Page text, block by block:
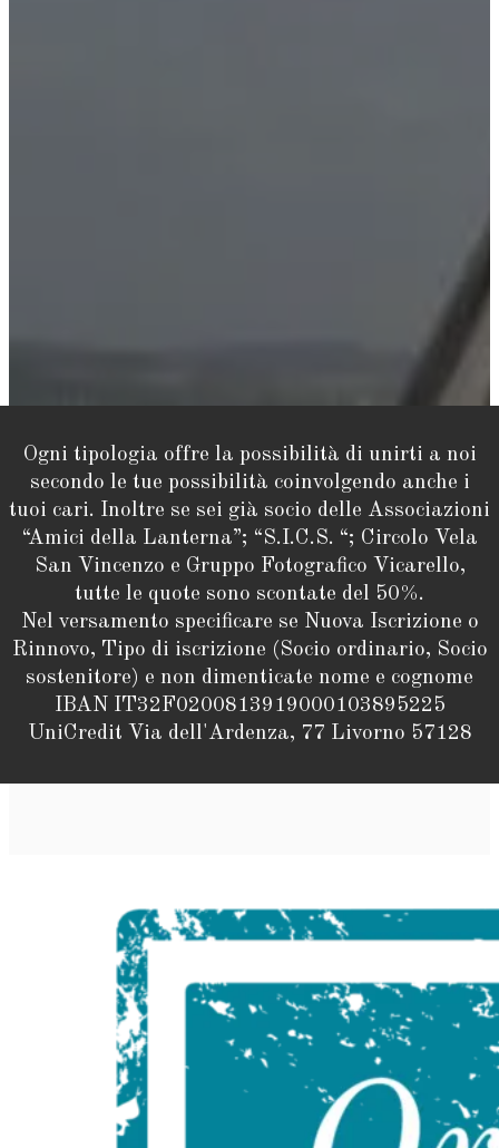
Ogni tipologia offre la possibilità di unirti a noi
secondo le tue possibilità coinvolgendo anche i
tuoi cari. Inoltre se sei già socio delle Associazioni
“Amici della Lanterna”; “S.I.C.S. “; Circolo Vela
San Vincenzo e Gruppo Fotografico Vicarello,
tutte le quote sono scontate del 50%.
Nel versamento specificare se Nuova Iscrizione o
Rinnovo, Tipo di iscrizione (Socio ordinario, Socio
sostenitore) e non dimenticate nome e cognome
IBAN IT32F0200813919000103895225
UniCredit Via dell'Ardenza, 77 Livorno 57128